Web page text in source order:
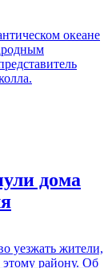
океане
дома
уезжать жители,
этому району. Об